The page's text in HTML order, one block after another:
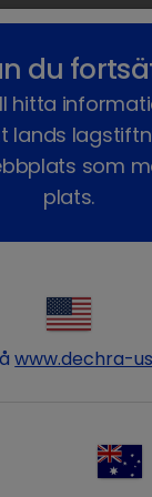
lock_outline
Support
du
hitta
lands
som
plats.
www.dechra-